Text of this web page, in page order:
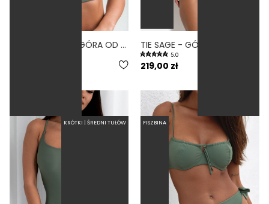
QUADRO SAGE - GÓRA OD BIKINI ZABUDOWANA ZIELONY
5.0
219,00 zł
KRÓTKI | ŚREDNI TUŁÓW FISZBINA